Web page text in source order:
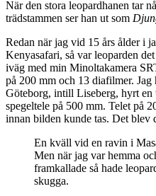
När den stora leopardhanen tar
trädstammen ser han ut som
Redan när jag vid 15 års ålder i
Kenyasafari, så var leoparden
iväg med min Minoltakamera
på 200 mm och 13 diafilmer. Jag
Göteborg, intill Liseberg, hyrt
spegeltele på 500 mm. Telet på
innan bilden kunde tas. Det blev
En kväll vid en ravin i
Men när jag var hemma
framkallade så hade
skugga.